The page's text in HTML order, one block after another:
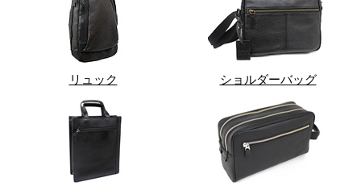
リュック ショルダーバッグ